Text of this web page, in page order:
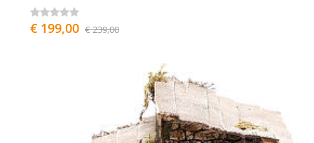
€ 199,00 € 239,00